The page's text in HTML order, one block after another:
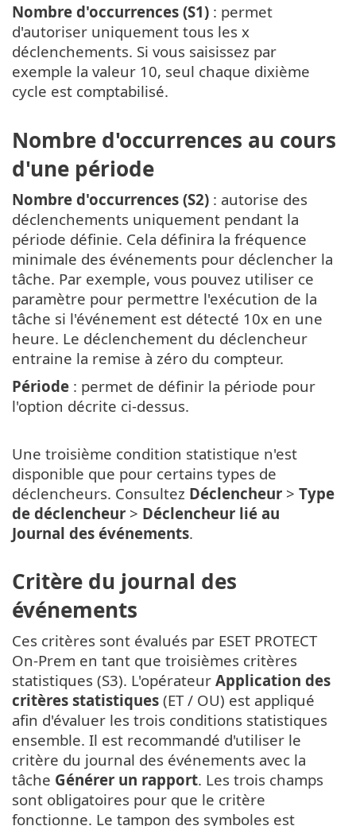
Nombre d'occurrences (S1) : permet
d'autoriser uniquement tous les x
déclenchements. Si vous saisissez par
exemple la valeur 10, seul chaque dixième
cycle est comptabilisé.
Nombre d'occurrences au cours
d'une période
Nombre d'occurrences (S2) : autorise des
déclenchements uniquement pendant la
période définie. Cela définira la fréquence
minimale des événements pour déclencher la
tâche. Par exemple, vous pouvez utiliser ce
paramètre pour permettre l'exécution de la
tâche si l'événement est détecté 10x en une
heure. Le déclenchement du déclencheur
entraine la remise à zéro du compteur.
Période : permet de définir la période pour
l'option décrite ci-dessus.
Une troisième condition statistique n'est
disponible que pour certains types de
déclencheurs. Consultez Déclencheur > Type
de déclencheur > Déclencheur lié au
Journal des événements.
Critère du journal des
événements
Ces critères sont évalués par ESET PROTECT
On-Prem en tant que troisièmes critères
statistiques (S3). L'opérateur Application des
critères statistiques (ET / OU) est appliqué
afin d'évaluer les trois conditions statistiques
ensemble. Il est recommandé d'utiliser le
critère du journal des événements avec la
tâche Générer un rapport. Les trois champs
sont obligatoires pour que le critère
fonctionne. Le tampon des symboles est